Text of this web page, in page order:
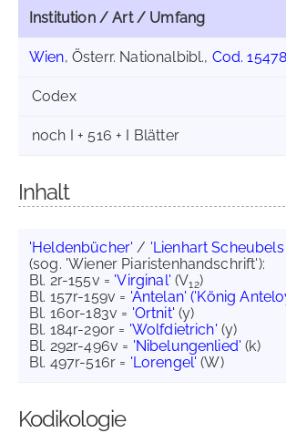
Institution / Art / Umfang
Wien, Österr. Nationalbibl., Cod. 15478
Codex
noch I + 516 + I Blätter
Inhalt
'Heldenbücher' / 'Lienhart
(sog. 'Wiener Piaristenhandschrift'):
Bl. 2r-155v = 'Virginal' (V12)
Bl. 157r-159v = 'Antelan' ('König
Bl. 160r-183v = 'Ortnit' (y)
Bl. 184r-290r = 'Wolfdietrich' (y)
Bl. 292r-496v = 'Nibelungenlied' (k)
Bl. 497r-516r = 'Lorengel' (W)
Kodikologie